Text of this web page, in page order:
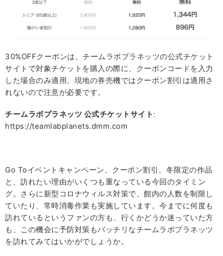
30%OFFクーポンは、チームラボプラネッツの公式チケット
サイトで対象チケットを購入の際に、クーポンコードを入力
した場合のみ適用。現地の券売機ではクーポン割引は適用さ
れないので注意が必要です。
チームラボプラネッツ 公式チケットサイト :
https://teamlabplanets.dmm.com
Go Toイベントキャンペーン、クーポン割引、冬限定の作品
と、訪れたい理由がいくつも重なっている今回のタイミン
グ。さらに新型コロナウィルス対策で、館内の人数を制限し
ていたり、常時消毒作業も実施しています。今までに何度も
訪れているというファンの方も、行くかどうか迷っていた方
も、この機会に予防対策もバッチリなチームラボプラネッツ
を訪れてみてはいかがでしょうか。